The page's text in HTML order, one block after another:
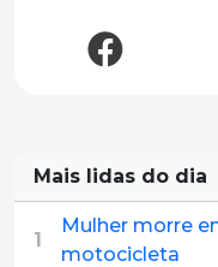
Mais lidas do dia
1
Mulher morre
motocicleta